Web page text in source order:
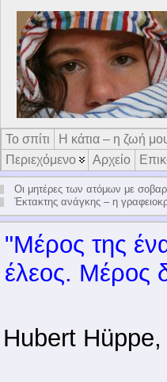
Το σπίτι Η κάτια – η ζωή
Περιεχόμενο
Αρχείο
Οι μητέρες των ατόμων με
Έκτακτης ανάγκης – η
"Μέ­ρος της
έλε­ος. Μέ­ρος
Hubert